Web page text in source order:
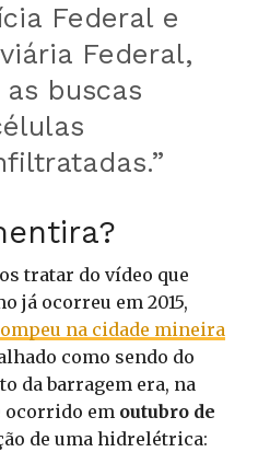
Federal e
Federal,
buscas
tratar do vídeo que
já ocorreu em 2015,
na cidade mineira
como sendo do
da barragem era, na
ocorrido em outubro de
de uma hidrelétrica: